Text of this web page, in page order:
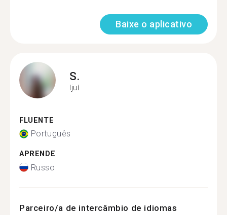
Baixe o aplicativo
S.
Ijuí
FLUENTE
Português
APRENDE
Russo
Parceiro/a de intercâmbio de idiomas